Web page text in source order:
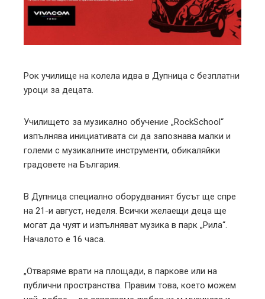
Рок училище на колела идва в Дупница с безплатни
уроци за децата.
Училището за музикално обучение „RockSchool“
изпълнява инициативата си да запознава малки и
големи с музикалните инструменти, обикаляйки
градовете на България.
В Дупница специално оборудваният бусът ще спре
на 21-и август, неделя. Всички желаещи деца ще
могат да чуят и изпълняват музика в парк „Рила“.
Началото е 16 часа.
„Отваряме врати на площади, в паркове или на
публични пространства. Правим това, което можем